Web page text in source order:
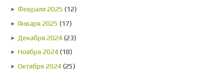
Февраля 2025 (12)
Января 2025 (17)
Декабря 2024 (23)
Ноября 2024 (18)
Октября 2024 (25)